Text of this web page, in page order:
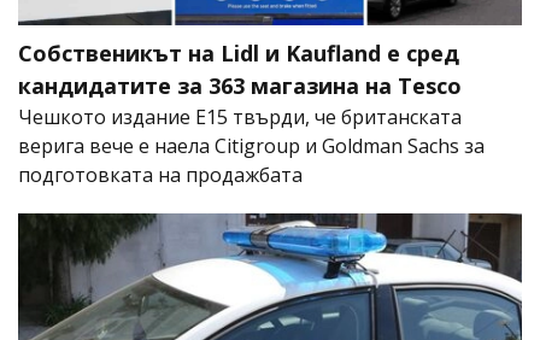
Собственикът на Lidl и Kaufland е сред
кандидатите за 363 магазина на Tesco
Чешкото издание E15 твърди, че британската
верига вече е наела Citigroup и Goldman Sachs за
подготовката на продажбата